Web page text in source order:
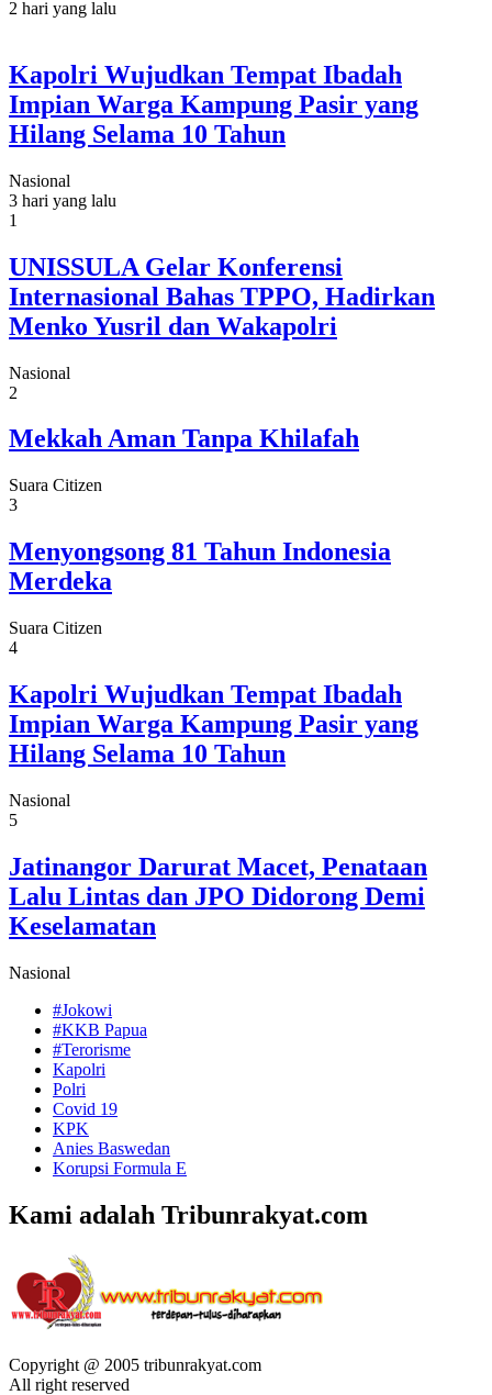
2 hari yang lalu
Kapolri Wujudkan Tempat Ibadah
Impian Warga Kampung Pasir yang
Hilang Selama 10 Tahun
Nasional
3 hari yang lalu
1
UNISSULA Gelar Konferensi
Internasional Bahas TPPO, Hadirkan
Menko Yusril dan Wakapolri
Nasional
2
Mekkah Aman Tanpa Khilafah
Suara Citizen
3
Menyongsong 81 Tahun Indonesia
Merdeka
Suara Citizen
4
Kapolri Wujudkan Tempat Ibadah
Impian Warga Kampung Pasir yang
Hilang Selama 10 Tahun
Nasional
5
Jatinangor Darurat Macet, Penataan
Lalu Lintas dan JPO Didorong Demi
Keselamatan
Nasional
#Jokowi
#KKB Papua
#Terorisme
Kapolri
Polri
Covid 19
KPK
Anies Baswedan
Korupsi Formula E
Kami adalah Tribunrakyat.com
Copyright @ 2005 tribunrakyat.com
All right reserved